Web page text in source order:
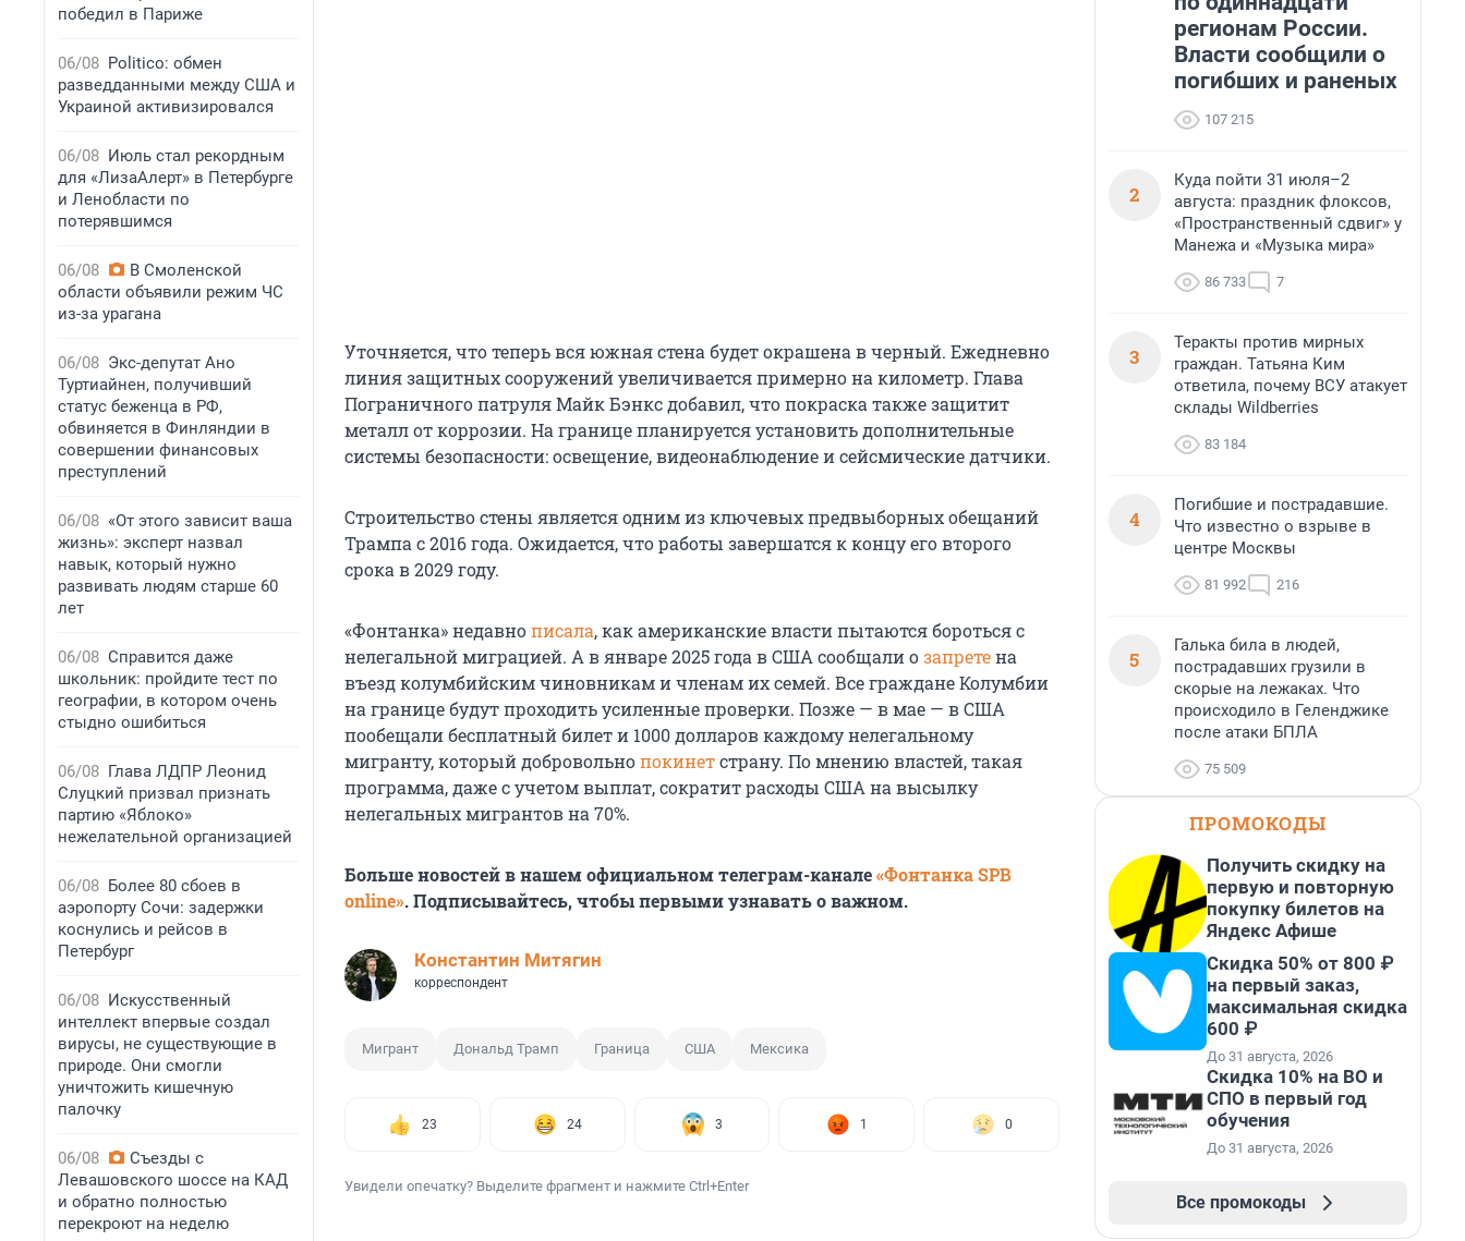
победил в Париже
06/08 Politico: обмен
разведданными между США и
Украиной активизировался
06/08 Июль стал рекордным
для «ЛизаАлерт» в Петербурге
и Ленобласти по
потерявшимся
06/08
В Смоленской
области объявили режим ЧС
из-за урагана
06/08 Экс-депутат Ано
Туртиайнен, получивший
статус беженца в РФ,
обвиняется в Финляндии в
совершении финансовых
преступлений
06/08 «От этого зависит ваша
жизнь»: эксперт назвал
навык, который нужно
развивать людям старше 60
лет
06/08 Справится даже
школьник: пройдите тест по
географии, в котором очень
стыдно ошибиться
06/08 Глава ЛДПР Леонид
Слуцкий призвал признать
партию «Яблоко»
нежелательной организацией
06/08 Более 80 сбоев в
аэропорту Сочи: задержки
коснулись и рейсов в
Петербург
06/08 Искусственный
интеллект впервые создал
вирусы, не существующие в
природе. Они смогли
уничтожить кишечную
палочку
06/08
Съезды с
Левашовского шоссе на КАД
и обратно полностью
перекроют на неделю
Уточняется, что теперь вся южная стена будет окрашена в черный. Ежедневно
линия защитных сооружений увеличивается примерно на километр. Глава
Пограничного патруля Майк Бэнкс добавил, что покраска также защитит
металл от коррозии. На границе планируется установить дополнительные
системы безопасности: освещение, видеонаблюдение и сейсмические датчики.
Строительство стены является одним из ключевых предвыборных обещаний
Трампа с 2016 года. Ожидается, что работы завершатся к концу его второго
срока в 2029 году.
«Фонтанка» недавнописала, как американские власти пытаются бороться с
нелегальной миграцией. А в январе 2025 года в США сообщали озапретена
въезд колумбийским чиновникам и членам их семей. Все граждане Колумбии
на границе будут проходить усиленные проверки. Позже — в мае — в США
пообещали бесплатный билет и 1000 долларовкаждому нелегальному
мигранту, который добровольнопокинетстрану. По мнению властей, такая
программа, даже с учетом выплат, сократит расходы США на высылку
нелегальных мигрантов на 70%.
Больше новостей в нашем официальном телеграм-канале«Фонтанка SPB
online». Подписывайтесь, чтобы первыми узнавать о важном.
Константин Митягин
корреспондент
Мигрант Дональд Трамп Граница США Мексика
23 24 3 1 0
Увидели опечатку? Выделите фрагмент и нажмите Ctrl+Enter
регионам России.
Власти сообщили о
погибших и раненых
107 215
2
Куда пойти 31 июля–2
августа: праздник флоксов,
«Пространственный сдвиг» у
Манежа и «Музыка мира»
86 733 7
3
Теракты против мирных
граждан. Татьяна Ким
ответила, почему ВСУ атакует
склады Wildberries
83 184
4
Погибшие и пострадавшие.
Что известно о взрыве в
центре Москвы
81 992 216
5
Галька била в людей,
пострадавших грузили в
скорые на лежаках. Что
происходило в Геленджике
после атаки БПЛА
75 509
ПРОМОКОДЫ
Получить скидку на
первую и повторную
покупку билетов на
Яндекс Афише
Скидка 50% от 800 ₽
на первый заказ,
максимальная скидка
600 ₽
До 31 августа, 2026
Скидка 10% на ВО и
СПО в первый год
обучения
До 31 августа, 2026
Все промокоды